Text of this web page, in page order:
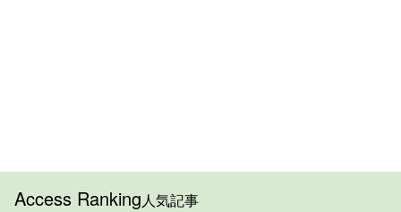
Access Ranking人気記事